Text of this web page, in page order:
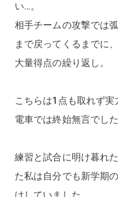
い…。
相手チームの攻撃では
まで戻ってくるまでに
大量得点の繰り返し。
こちらは1点も取れず
電車では終始無言でした
練習と試合に明け暮れ
た私は自分でも新学期